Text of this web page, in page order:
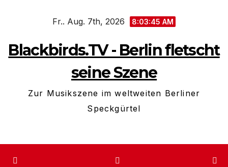
Fr.. Aug. 7th, 2026 8:03:46 AM
Blackbirds.TV - Berlin fletscht
seine Szene
Zur Musikszene im weltweiten Berliner
Speckgürtel